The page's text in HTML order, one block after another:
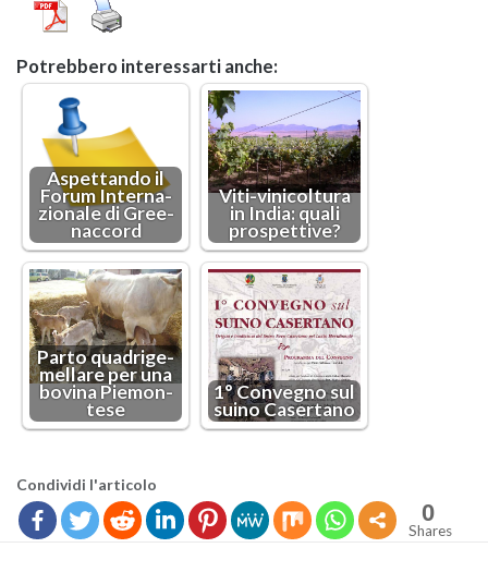
Po­treb­be­ro in­te­res­sar­ti anche:
Aspet­tan­do il
Forum In­ter­na­
zio­na­le di Gree­
nac­cord
Vi­ti-vi­ni­col­tu­ra
in India: quali
pro­spet­ti­ve?
Parto qua­dri­ge­
mel­la­re per una
bo­vi­na Pie­mon­
te­se
1° Con­ve­gno sul
suino Ca­ser­ta­no
Con­di­vi­di l'ar­ti­co­lo
0
Shares